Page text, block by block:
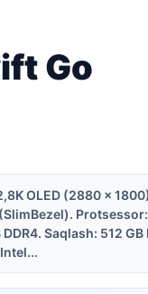
Go
OLED (2880 x
Saqlash: 512 GB